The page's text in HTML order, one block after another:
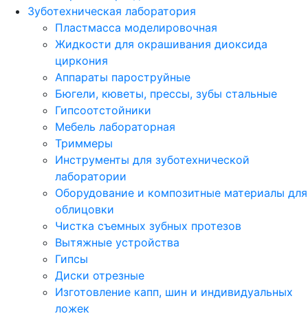
Зуботехническая лаборатория
Пластмасса моделировочная
Жидкости для окрашивания диоксида
циркония
Аппараты пароструйные
Бюгели, кюветы, прессы, зубы стальные
Гипсоотстойники
Мебель лабораторная
Триммеры
Инструменты для зуботехнической
лаборатории
Оборудование и композитные материалы для
облицовки
Чистка съемных зубных протезов
Вытяжные устройства
Гипсы
Диски отрезные
Изготовление капп, шин и индивидуальных
ложек